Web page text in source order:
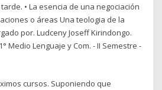
• La esencia de una negociación
o áreas Una teologia de la
por. Ludceny Joseff Kirindongo.
1° Medio Lenguaje y Com. - II Semestre -
cursos. Suponiendo que